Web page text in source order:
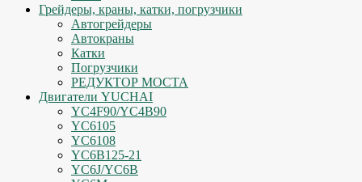
Грейдеры, краны, катки, погрузчики
Автогрейдеры
Автокраны
Катки
Погрузчики
РЕДУКТОР МОСТА
Двигатели YUCHAI
YC4F90/YC4B90
YC6105
YC6108
YC6B125-21
YC6J/YC6B